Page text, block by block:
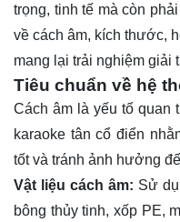
trọng, tinh tế mà còn
về cách âm, kích thước,
mang lại trải nghiệm giải
Tiêu chuẩn về hệ
Cách âm là yếu tố quan
karaoke tân cổ điển
tốt và tránh ảnh hưởng
Vật liệu cách âm: Sử
bông thủy tinh, xốp PE,